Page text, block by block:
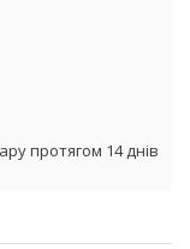
протягом 14 днів